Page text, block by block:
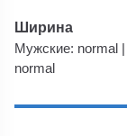
Ширина
Мужские: normal |
normal